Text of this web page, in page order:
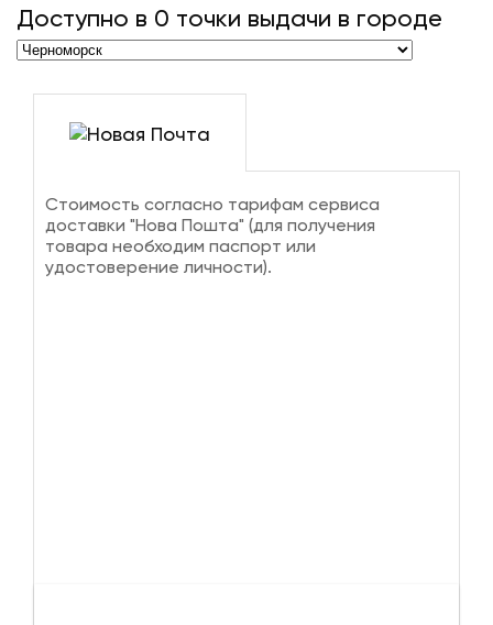
Доступно в 0 точки выдачи в городе
Стоимость согласно тарифам сервиса
доставки "Нова Пошта" (для получения
товара необходим паспорт или
удостоверение личности).